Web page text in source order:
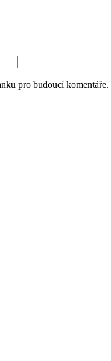
pro budoucí komentáře.